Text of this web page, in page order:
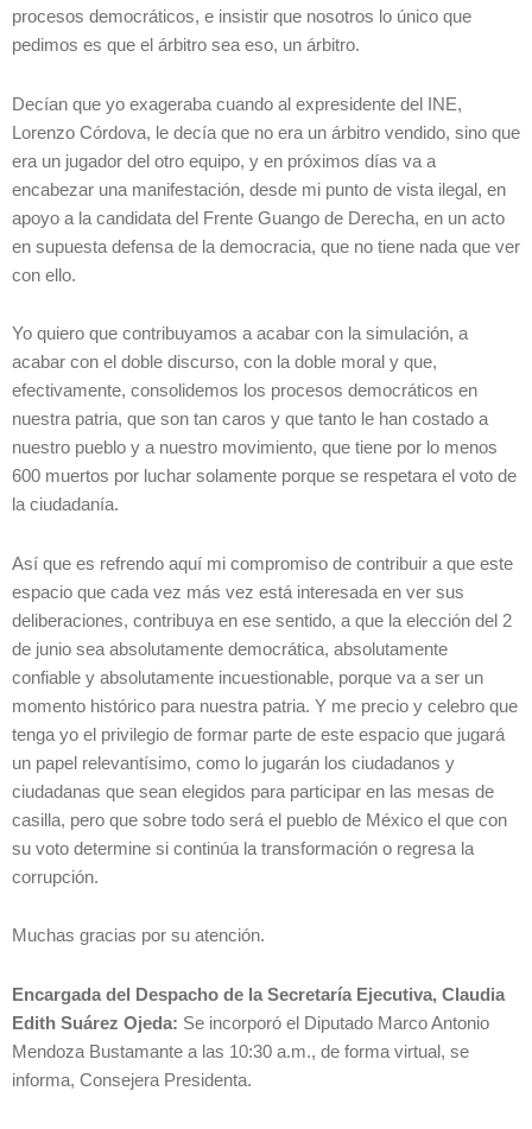
procesos democráticos, e insistir que nosotros lo único que
pedimos es que el árbitro sea eso, un árbitro.
Decían que yo exageraba cuando al expresidente del INE,
Lorenzo Córdova, le decía que no era un árbitro vendido, sino que
era un jugador del otro equipo, y en próximos días va a
encabezar una manifestación, desde mi punto de vista ilegal, en
apoyo a la candidata del Frente Guango de Derecha, en un acto
en supuesta defensa de la democracia, que no tiene nada que ver
con ello.
Yo quiero que contribuyamos a acabar con la simulación, a
acabar con el doble discurso, con la doble moral y que,
efectivamente, consolidemos los procesos democráticos en
nuestra patria, que son tan caros y que tanto le han costado a
nuestro pueblo y a nuestro movimiento, que tiene por lo menos
600 muertos por luchar solamente porque se respetara el voto de
la ciudadanía.
Así que es refrendo aquí mi compromiso de contribuir a que este
espacio que cada vez más vez está interesada en ver sus
deliberaciones, contribuya en ese sentido, a que la elección del 2
de junio sea absolutamente democrática, absolutamente
confiable y absolutamente incuestionable, porque va a ser un
momento histórico para nuestra patria. Y me precio y celebro que
tenga yo el privilegio de formar parte de este espacio que jugará
un papel relevantísimo, como lo jugarán los ciudadanos y
ciudadanas que sean elegidos para participar en las mesas de
casilla, pero que sobre todo será el pueblo de México el que con
su voto determine si continúa la transformación o regresa la
corrupción.
Muchas gracias por su atención.
Encargada del Despacho de la Secretaría Ejecutiva, Claudia
Edith Suárez Ojeda: Se incorporó el Diputado Marco Antonio
Mendoza Bustamante a las 10:30 a.m., de forma virtual, se
informa, Consejera Presidenta.